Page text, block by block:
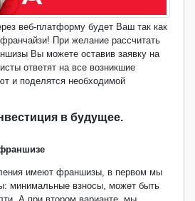
веб-платформу будет Ваш так как
При желание рассчитать
Вы можете оставив заявку на
ответят на все возникшие
и поделятся необходимой
в будущее.
имеют франшизы, в первом мы
минимальные взносы, может быть